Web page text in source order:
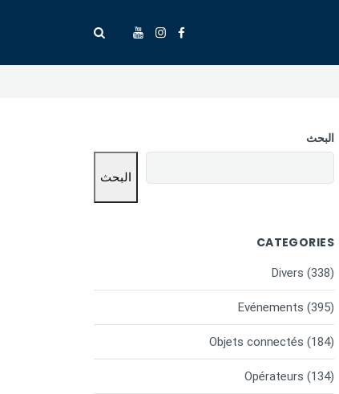
البحث
البحث
CATEGORIES
Divers (338)
Evénements (395)
Objets connectés (184)
Opérateurs (134)